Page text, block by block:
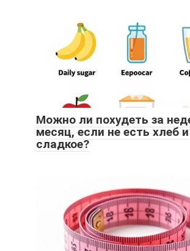
Можно ли похудеть за
месяц, если не есть хлеб и
сладкое?